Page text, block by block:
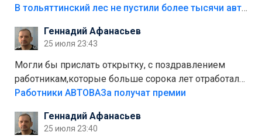
костры,тех надо безбожно штрафовать.Камер полно
Штрафы мизерные.
В тольяттинский лес не пустили более тысячи автомобилей
Геннадий Афанасьев
25 июля 23:43
Могли бы прислать открытку, с поздравлением
работникам,которые больше сорока лет отработали
на предприятии.
Работники АВТОВАЗа получат премии
Геннадий Афанасьев
25 июля 23:40